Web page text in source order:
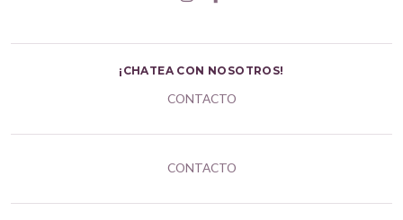
¡CHATEA CON NOSOTROS!
CONTACTO
CONTACTO